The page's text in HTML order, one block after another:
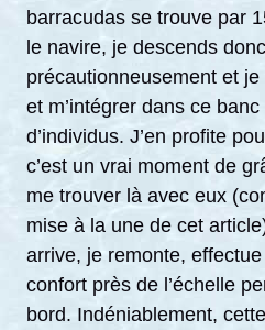
barracudas se trouve par
le navire, je descends
précautionneusement et
et m’intégrer dans ce
d’individus. J’en profite
c’est un vrai moment de
me trouver là avec eux
mise à la une de cet
arrive, je remonte,
confort près de l’échelle
bord. Indéniablement,